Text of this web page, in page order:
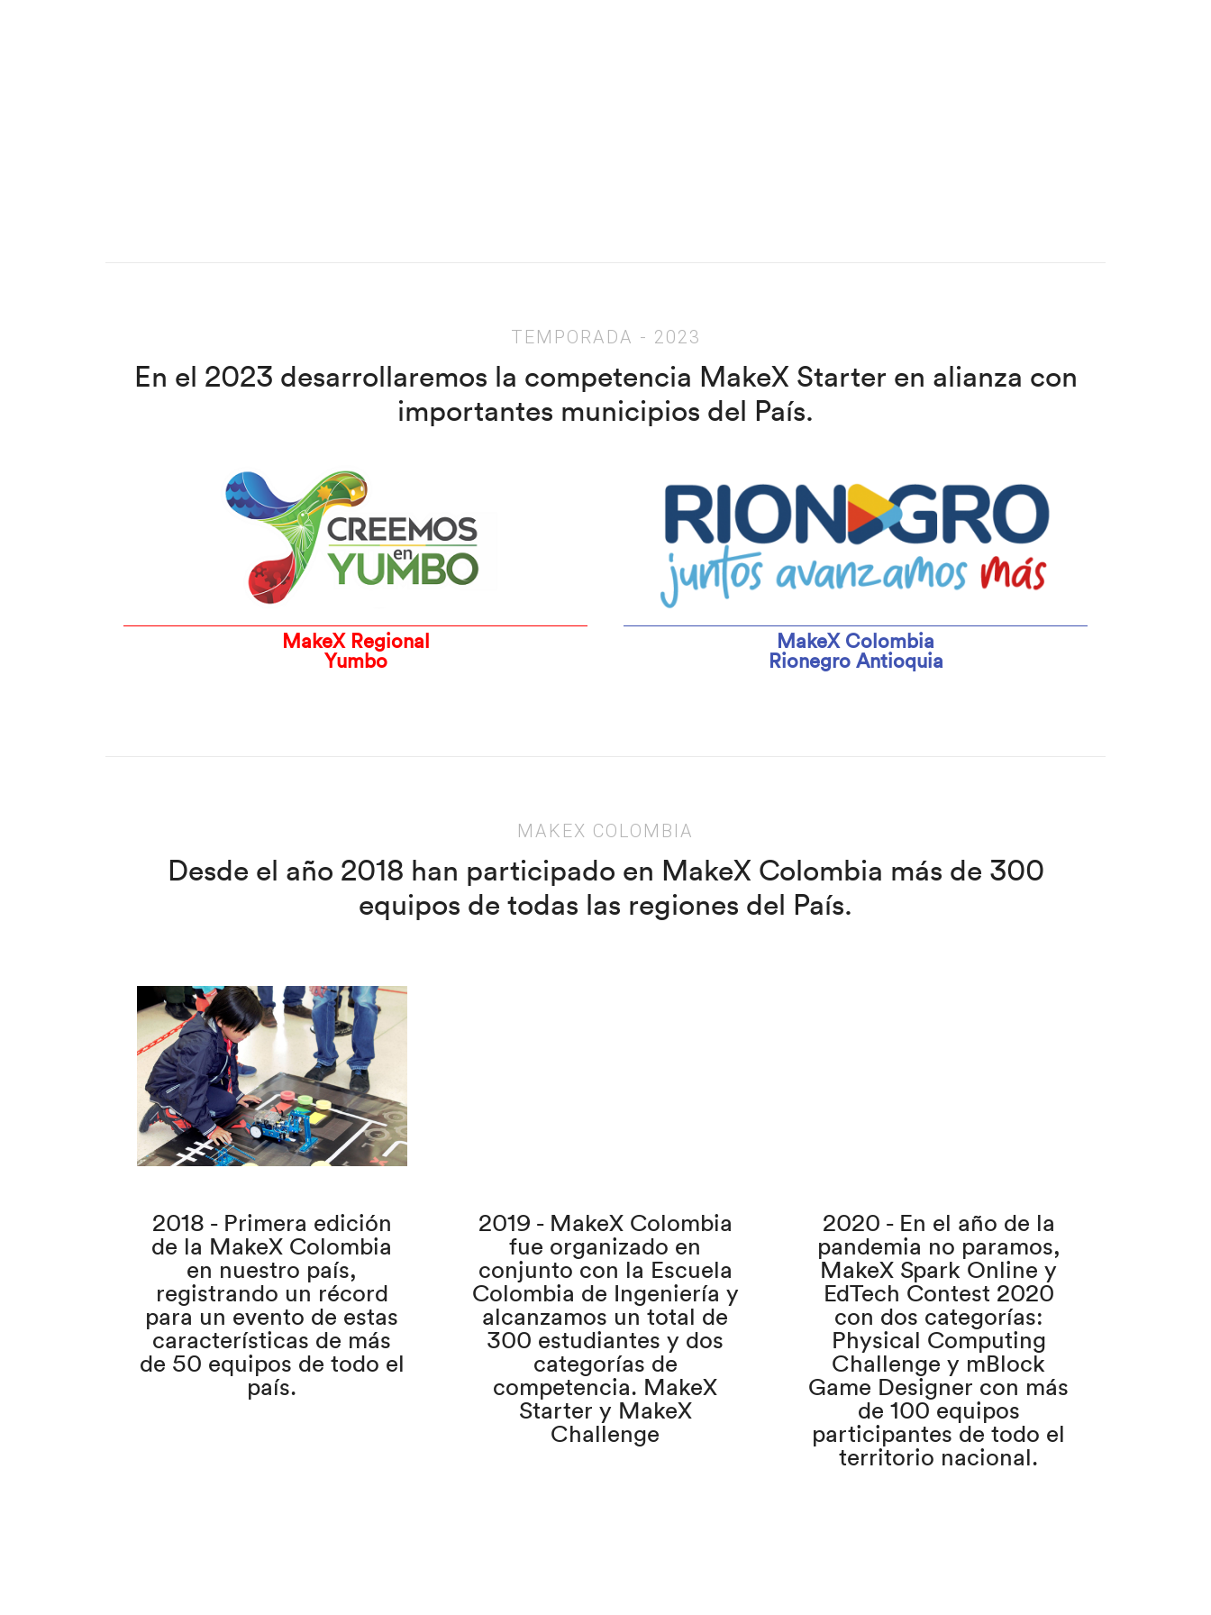
TEMPORADA - 2023
En el 2023 desarrollaremos la competencia MakeX Starter en alianza con
importantes municipios del País.
MakeX Regional
Yumbo
MakeX Colombia
Rionegro Antioquia
MAKEX COLOMBIA
Desde el año 2018 han participado en MakeX Colombia más de 300
equipos de todas las regiones del País.
2018 - Primera edición
de la MakeX Colombia
en nuestro país,
registrando un récord
para un evento de estas
características de más
de 50 equipos de todo el
país.
2019 - MakeX Colombia
fue organizado en
conjunto con la Escuela
Colombia de Ingeniería y
alcanzamos un total de
300 estudiantes y dos
categorías de
competencia. MakeX
Starter y MakeX
Challenge
2020 - En el año de la
pandemia no paramos,
MakeX Spark Online y
EdTech Contest 2020
con dos categorías:
Physical Computing
Challenge y mBlock
Game Designer con más
de 100 equipos
participantes de todo el
territorio nacional.